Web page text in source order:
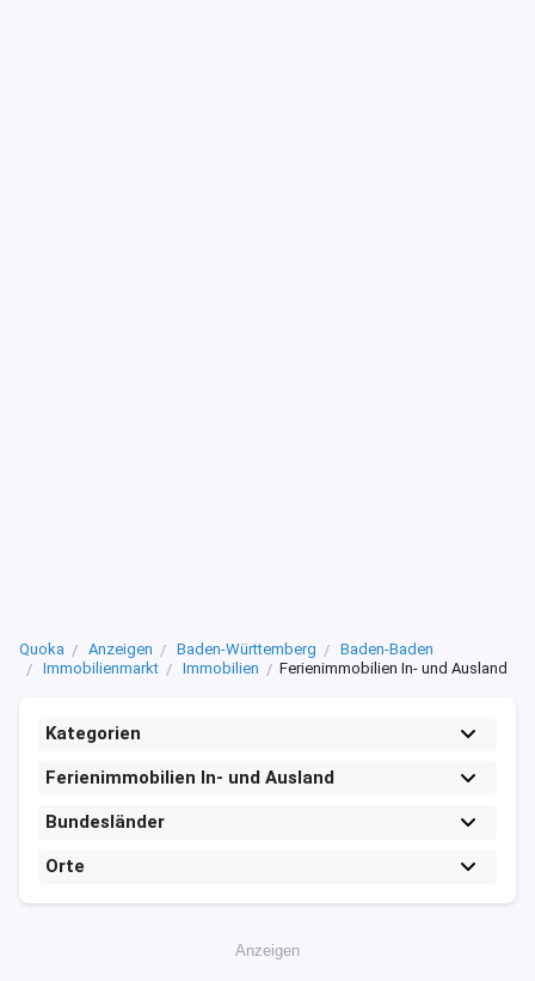
Quoka Anzeigen Baden-Württemberg
Baden-Baden
Immobilienmarkt
Immobilien Ferienimmobilien In- und Ausland
Kategorien
Ferienimmobilien In- und Ausland
Bundesländer
Orte
Anzeigen